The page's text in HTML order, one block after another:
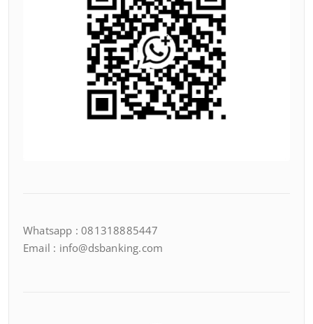
Whatsapp : 081318885447
Email : info@dsbanking.com